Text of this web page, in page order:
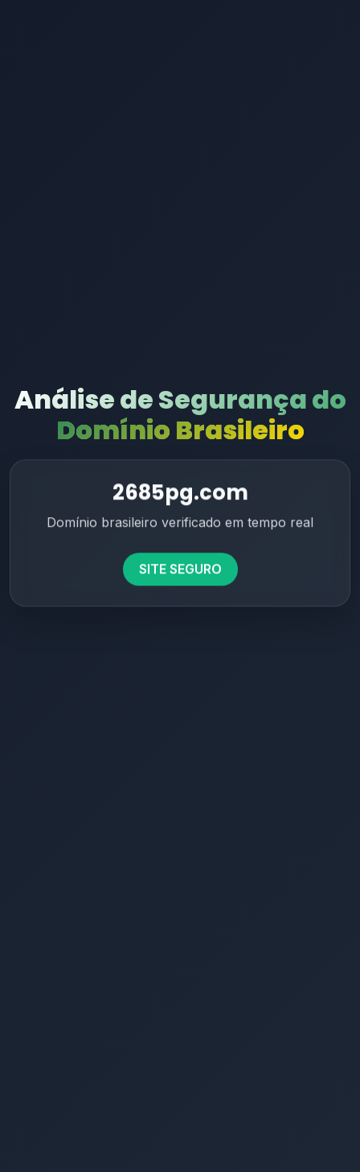
Análise de Segurança do
Domínio Brasileiro
2685pg.com
Domínio brasileiro verificado em tempo real
SITE SEGURO